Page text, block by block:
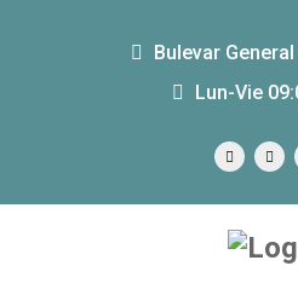
Bulevar
Lun-Vie